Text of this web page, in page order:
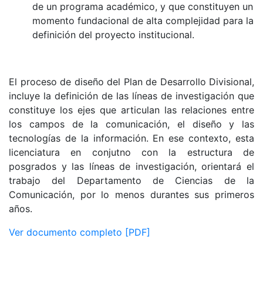
de un programa académico, y que constituyen un
momento fundacional de alta complejidad para la
definición del proyecto institucional.
El proceso de diseño del Plan de Desarrollo Divisional,
incluye la definición de las líneas de investigación que
constituye los ejes que articulan las relaciones entre
los campos de la comunicación, el diseño y las
tecnologías de la información. En ese contexto, esta
licenciatura en conjutno con la estructura de
posgrados y las líneas de investigación, orientará el
trabajo del Departamento de Ciencias de la
Comunicación, por lo menos durantes sus primeros
años.
Ver documento completo [PDF]